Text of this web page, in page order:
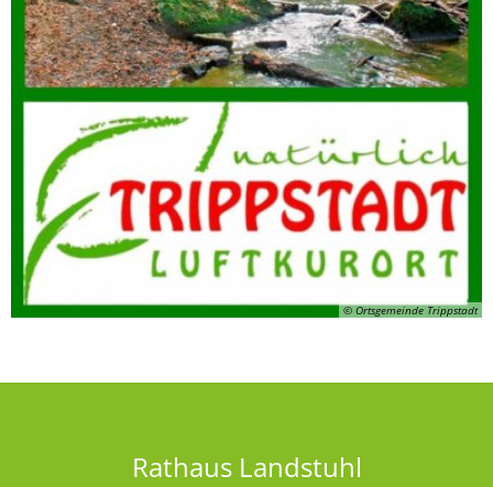
© Ortsgemeinde Trippstadt
Rathaus Landstuhl